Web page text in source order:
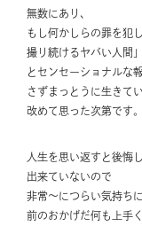
無数にあり、
もし何かしらの罪を犯
撮り続けるヤバい人間」
とセンセーショナルな
さずまっとうに生きて
改めて思った次第です
人生を思い返すと後悔
出来ていないので
非常～につらい気持ち
前のおかげだ何も上手